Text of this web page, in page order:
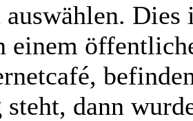
einem
steht, dann